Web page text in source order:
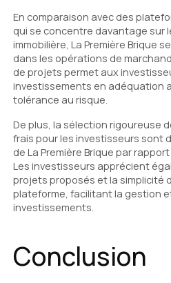
En comparaison avec des
qui se concentre davantage sur
immobilière, La Première Brique
dans les opérations de
de projets permet aux
investissements en adéquation
tolérance au risque.
De plus, la sélection rigoureuse
frais pour les investisseurs sont
de La Première Brique par
Les investisseurs apprécient
projets proposés et la simplicité
plateforme, facilitant la gestion
investissements.
Conclusion